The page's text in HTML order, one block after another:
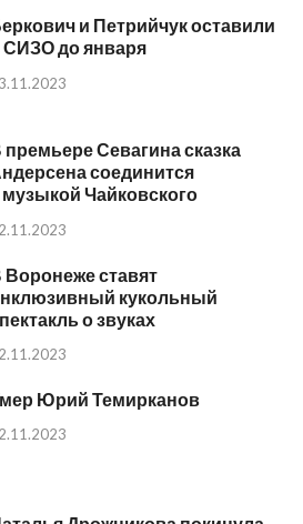
и Петрийчук оставили
СИЗО до января
премьере Севагина сказка
соединится
музыкой Чайковского
Воронеже ставят
кукольный
о звуках
Юрий Темирканов